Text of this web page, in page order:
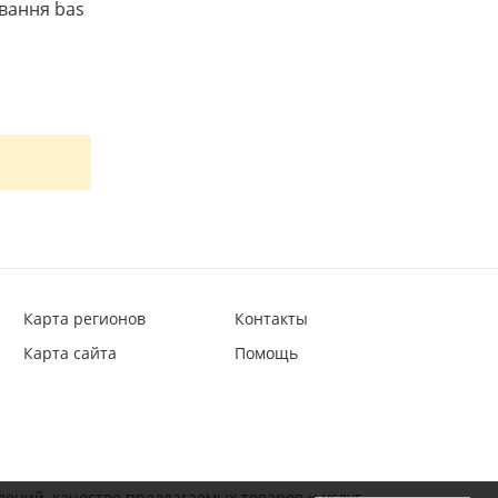
bas
Карта регионов
Карта сайта
Контакты
Помощь